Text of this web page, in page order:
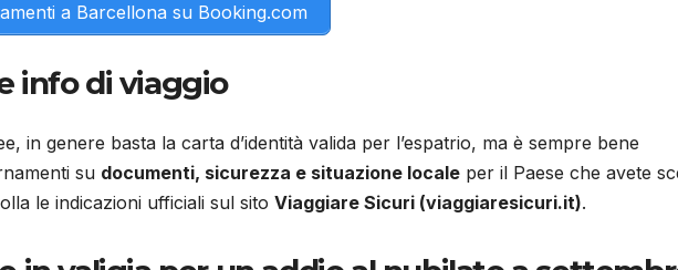
a Barcellona su Booking.com
info di viaggio
in genere basta la carta d’identità valida per l’espatrio, ma è sempre bene
su documenti, sicurezza e situazione locale per il Paese che avete
le indicazioni ufficiali sul sito Viaggiare Sicuri (viaggiaresicuri.it).